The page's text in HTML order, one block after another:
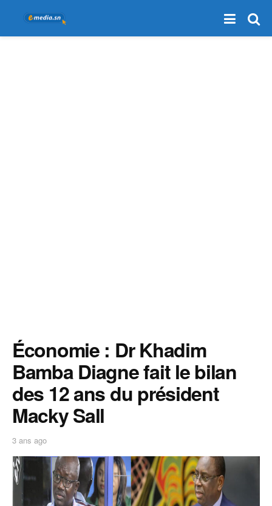
Économie : Dr Khadim
Bamba Diagne fait le bilan
des 12 ans du président
Macky Sall
3 ans ago